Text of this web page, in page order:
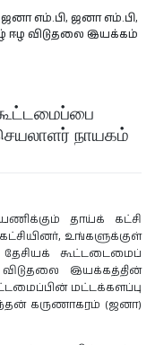
ஜனா எம்.பி, ஜனா எம்.பி,
ஈழ விடுதலை இயக்கம்
நாயகம்
தாய்க் கட்சி
உங்களுக்குள்
கூட்டடைமைப்
இயக்கத்தின்
மட்டக்களப்பு
கருணாகரம் (ஜனா)